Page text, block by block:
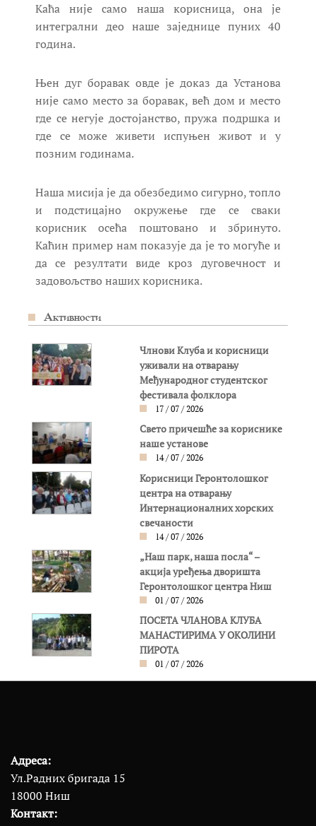
Каћа није само наша корисница, она је
интегрални део наше заједнице пуних 40
година.
Њен дуг боравак овде је доказ да Установа
није само место за боравак, већ дом и место
где се негује достојанство, пружа подршка и
где се може живети испуњен живот и у
позним годинама.
Наша мисија је да обезбедимо сигурно, топло
и подстицајно окружење где се сваки
корисник осећа поштовано и збринуто.
Каћин пример нам показује да је то могуће и
да се резултати виде кроз дуговечност и
задовољство наших корисника.
Активности
Члнови Клуба и корисници
уживали на отварању
Међународног студентског
фестивала фолклора
17 / 07 / 2026
Свето причешће за кориснике
наше установе
14 / 07 / 2026
Корисници Геронтолошког
центра на отварању
Интернационалних хорских
свечаности
14 / 07 / 2026
„Наш парк, наша посла“ –
акција уређења дворишта
Геронтолошког центра Ниш
01 / 07 / 2026
ПОСЕТА ЧЛАНОВА КЛУБА
МАНАСТИРИМА У ОКОЛИНИ
ПИРОТА
01 / 07 / 2026
Адреса:
Ул.Радних бригада 15
18000 Ниш
Контакт: